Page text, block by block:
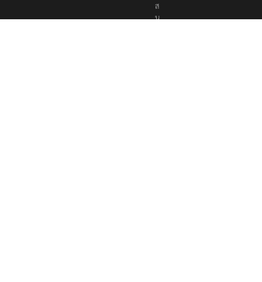
นุ
น